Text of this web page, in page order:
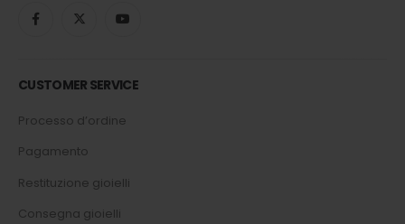
CUSTOMER SERVICE
Processo d’ordine
Pagamento
Restituzione gioielli
Consegna gioielli